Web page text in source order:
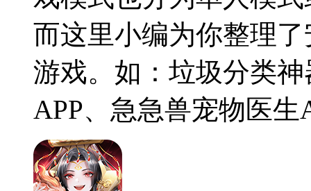
而这里小编为你整理
游戏。如：垃圾分类
APP、急急兽宠物医生